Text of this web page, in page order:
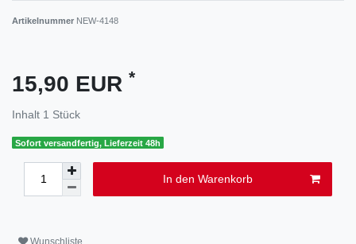
Artikelnummer NEW-4148
15,90 EUR *
Inhalt 1 Stück
Sofort versandfertig, Lieferzeit 48h
In den Warenkorb
Wunschliste